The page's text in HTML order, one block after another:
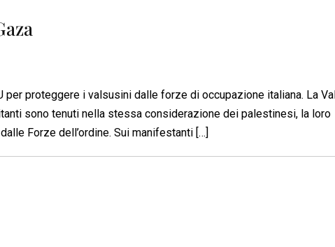
per proteggere i valsusini dalle forze di occupazione italiana. La
sono tenuti nella stessa considerazione dei palestinesi, la loro
Forze dell’ordine. Sui manifestanti […]